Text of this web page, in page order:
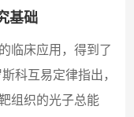
基础
临床应用，得到了
科互易定律指出，
组织的光子总能